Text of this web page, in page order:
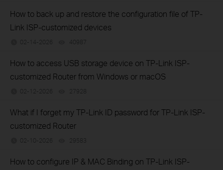
How to back up and restore the configuration file of TP-
Link ISP-customized devices
02-14-2026 40987
How to access USB storage device on TP-Link ISP-
customized Router from Windows or macOS
02-12-2026 27928
What if I forget my TP-Link ID password for TP-Link ISP-
customized Router
02-10-2026 29583
How to configure IP & MAC Binding on TP-Link ISP-